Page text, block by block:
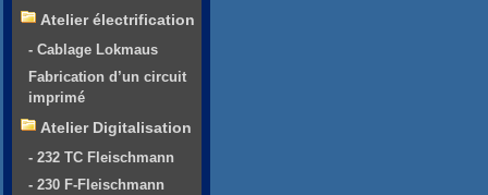
Atelier électrification
- Cablage Lokmaus
Fabrication d’un circuit
imprimé
Atelier Digitalisation
- 232 TC Fleischmann
- 230 F-Fleischmann